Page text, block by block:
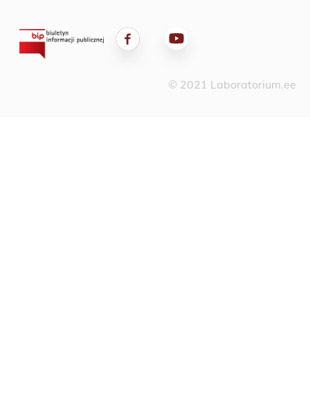
© 2021 Laboratorium.ee